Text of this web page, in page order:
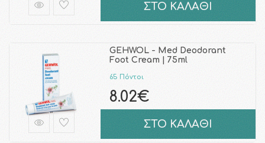
ΣΤΟ ΚΑΛΑΘΙ
GEHWOL - Med Deodorant
Foot Cream | 75ml
65 Πόντοι
8.02€
ΣΤΟ ΚΑΛΑΘΙ